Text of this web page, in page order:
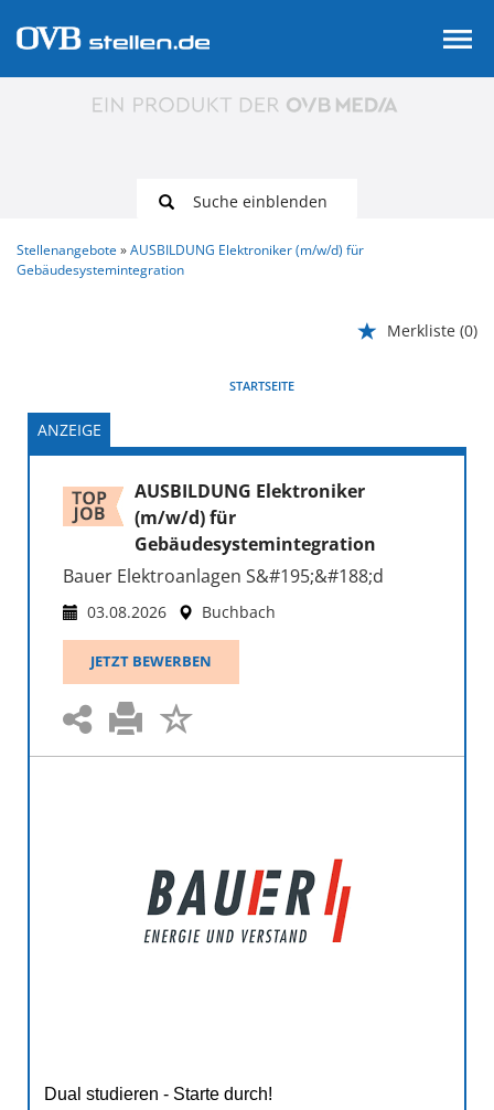
Suche einblenden
Stellenangebote
AUSBILDUNG Elektroniker (m/w/d) für
Gebäudesystemintegration
Merkliste (0)
STARTSEITE
ANZEIGE
AUSBILDUNG Elektroniker
(m/w/d) für
Gebäudesystemintegration
Bauer Elektroanlagen S&#195;&#188;d
03.08.2026 Buchbach
JETZT BEWERBEN